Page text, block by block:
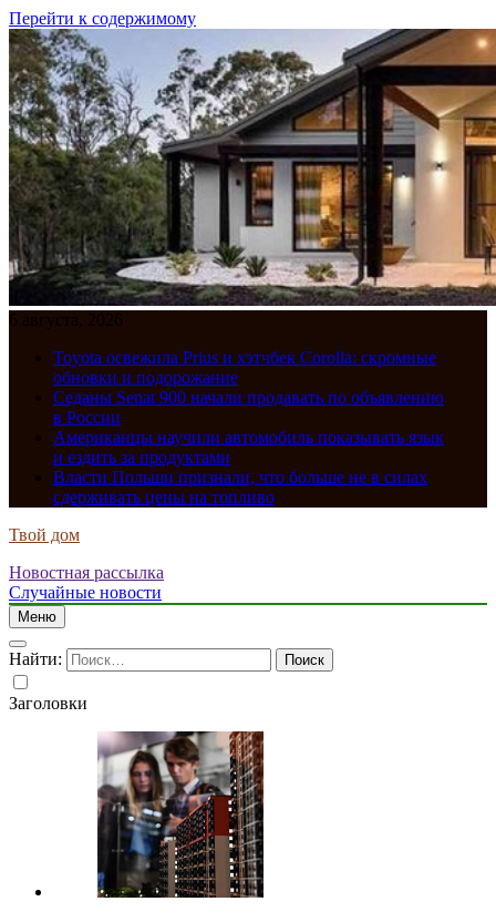
Перейти к содержимому
6 августа, 2026
Toyota освежила Prius и хэтчбек Corolla: скромные
обновки и подорожание
Седаны Senat 900 начали продавать по объявлению
в России
Американцы научили автомобиль показывать язык
и ездить за продуктами
Власти Польши признали, что больше не в силах
сдерживать цены на топливо
Твой дом
Новостная рассылка
Случайные новости
Меню
Найти:
Заголовки